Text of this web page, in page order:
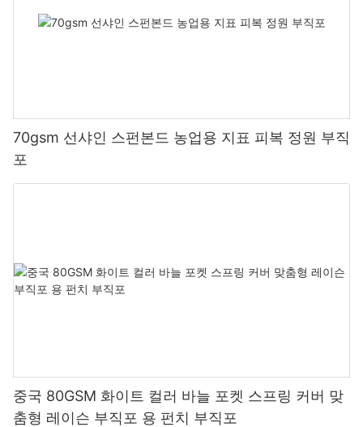
70gsm 선샤인 스펀본드 농업용 지표 피복 정원 부직
포
중국 80GSM 화이트 컬러 바늘 포켓 스프링 커버 맞
춤형 레이슨 부직포 용 펀치 부직포